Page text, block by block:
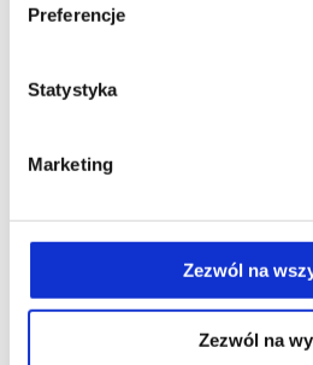
Preferencje
Statystyka
Marketing
Zezwól na
Zezwól na
motorycznego
Trener